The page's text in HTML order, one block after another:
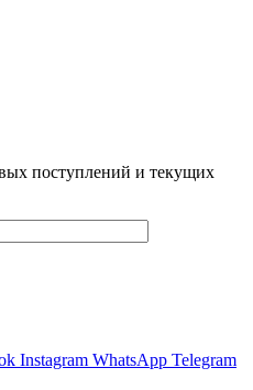
поступлений и текущих
Instagram WhatsApp Telegram